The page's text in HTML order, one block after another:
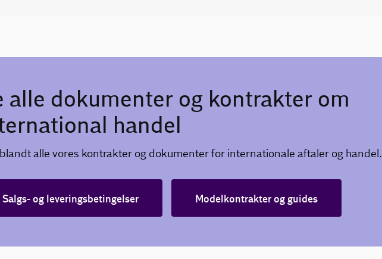
alle dokumenter og kontrakter om
handel
alle vores kontrakter og dokumenter for internationale aftaler og handel.
Salgs- og leveringsbetingelser Modelkontrakter og guides